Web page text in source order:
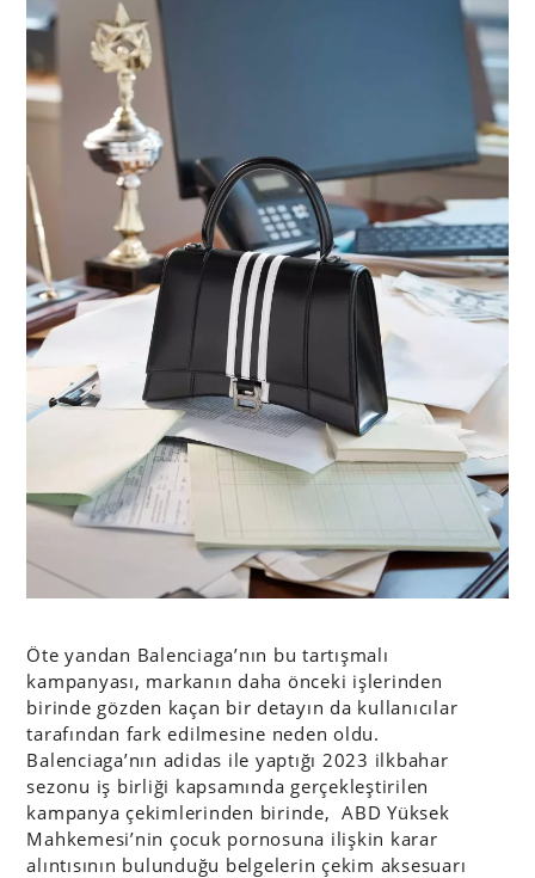
Öte yandan Balenciaga’nın bu tartışmalı
kampanyası, markanın daha önceki işlerinden
birinde gözden kaçan bir detayın da kullanıcılar
tarafından fark edilmesine neden oldu.
Balenciaga’nın adidas ile yaptığı 2023 ilkbahar
sezonu iş birliği kapsamında gerçekleştirilen
kampanya çekimlerinden birinde, ABD Yüksek
Mahkemesi’nin çocuk pornosuna ilişkin karar
alıntısının bulunduğu belgelerin çekim aksesuarı